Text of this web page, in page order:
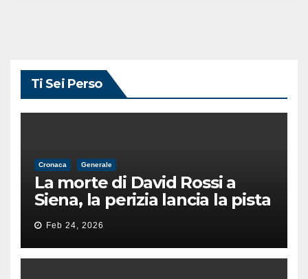
Ti Sei Perso
Cronaca Generale
La morte di David Rossi a
Siena, la perizia lancia la pista
di un’intimidazione finita
male
Feb 24, 2026